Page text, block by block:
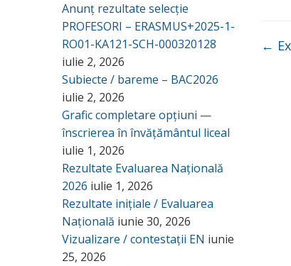
Anunț rezultate selecție
PROFESORI – ERASMUS+2025-1-
RO01-KA121-SCH-000320128
iulie 2, 2026
Subiecte / bareme – BAC2026
iulie 2, 2026
Grafic completare opțiuni —
înscrierea în învățământul liceal
iulie 1, 2026
Rezultate Evaluarea Națională
2026 iulie 1, 2026
Rezultate inițiale / Evaluarea
Națională iunie 30, 2026
Vizualizare / contestații EN iunie
25, 2026
←